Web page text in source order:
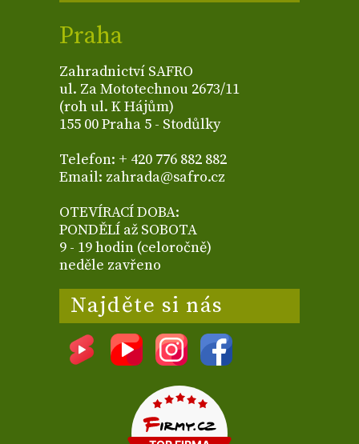
Praha
Zahradnictví SAFRO
ul. Za Mototechnou 2673/11
(roh ul. K Hájům)
155 00 Praha 5 - Stodůlky
Telefon: + 420 776 882 882
Email: zahrada@safro.cz
OTEVÍRACÍ DOBA:
PONDĚLÍ až SOBOTA
9 - 19 hodin (celoročně)
neděle zavřeno
Najděte si nás